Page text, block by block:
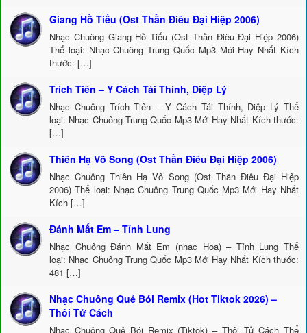
Giang Hồ Tiếu (Ost Thần Điêu Đại Hiệp 2006)
Nhạc Chuông Giang Hồ Tiếu (Ost Thần Điêu Đại Hiệp 2006)
Thể loại: Nhạc Chuông Trung Quốc Mp3 Mới Hay Nhất Kích
thước: […]
Trích Tiên – Y Cách Tái Thính, Diệp Lý
Nhạc Chuông Trích Tiên – Y Cách Tái Thính, Diệp Lý Thể
loại: Nhạc Chuông Trung Quốc Mp3 Mới Hay Nhất Kích thước:
[…]
Thiên Hạ Vô Song (Ost Thần Điêu Đại Hiệp 2006)
Nhạc Chuông Thiên Hạ Vô Song (Ost Thần Điêu Đại Hiệp
2006) Thể loại: Nhạc Chuông Trung Quốc Mp3 Mới Hay Nhất
Kích […]
Đánh Mất Em – Tỉnh Lung
Nhạc Chuông Đánh Mất Em (nhac Hoa) – Tỉnh Lung Thể
loại: Nhạc Chuông Trung Quốc Mp3 Mới Hay Nhất Kích thước:
481 […]
Nhạc Chuông Quẻ Bói Remix (Hot Tiktok 2026) –
Thôi Tử Cách
Nhạc Chuông Quẻ Bói Remix (Tiktok) – Thôi Tử Cách Thể